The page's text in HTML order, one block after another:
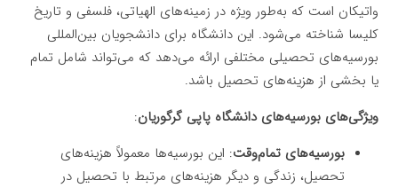
واتیکان است که به‌طور ویژه در زمینه‌های الهیاتی، فلسفی و تاریخ
کلیسا شناخته می‌شود. این دانشگاه برای دانشجویان بین‌المللی
بورسیه‌های تحصیلی مختلفی ارائه می‌دهد که می‌تواند شامل تمام
یا بخشی از هزینه‌های تحصیل باشد.
ویژگی‌های بورسیه‌های دانشگاه پاپی گرگوریان:
بورسیه‌های تمام‌وقت: این بورسیه‌ها معمولاً هزینه‌های
تحصیل، زندگی و دیگر هزینه‌های مرتبط با تحصیل در